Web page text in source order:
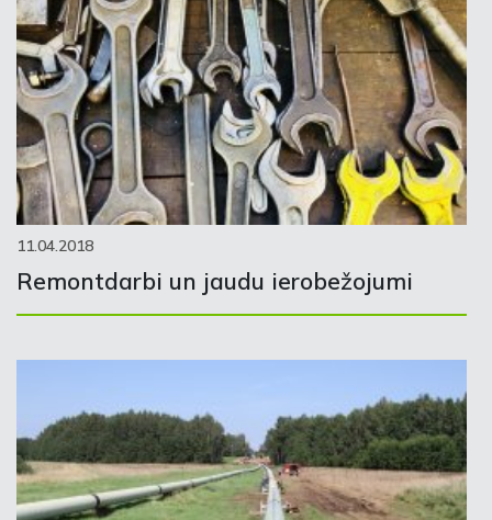
11.04.2018
Remontdarbi un jaudu ierobežojumi